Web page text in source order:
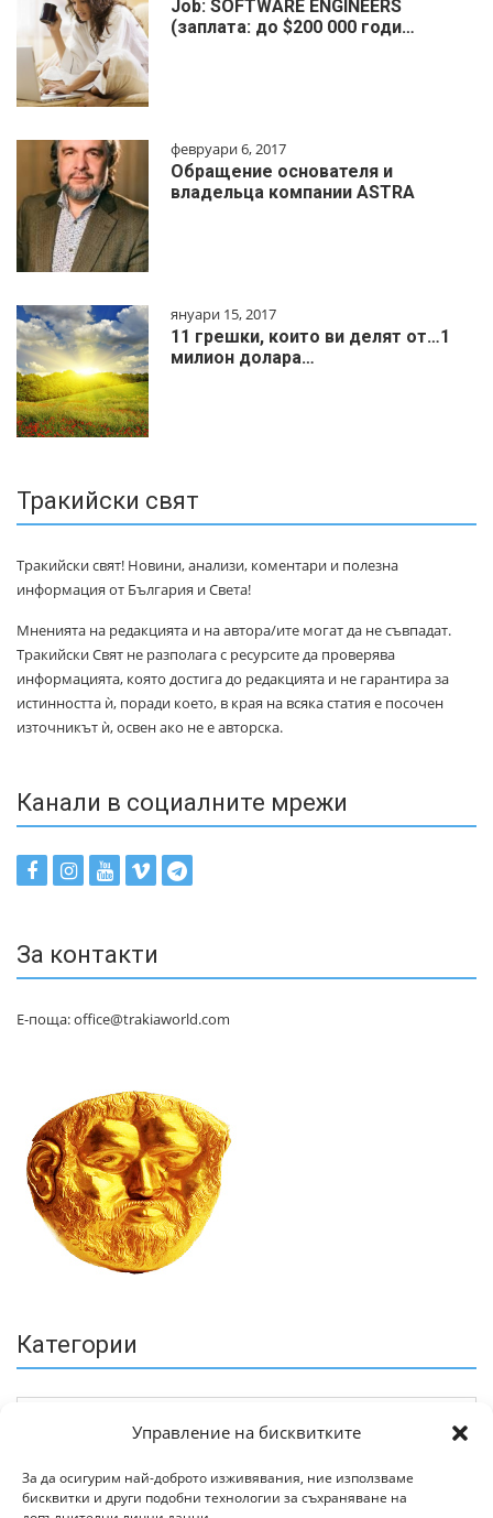
Управление на бисквитките
За да осигурим най-доброто изживявания, ние използваме
бисквитки и други подобни технологии за съхраняване на
Job: SOFTWARE ENGINEERS
(заплата: до $200 000 годи…
февруари 6, 2017
Обращение основателя и
владельца компании ASTRA
януари 15, 2017
11 грешки, които ви делят от…1
милиoн дoлapa…
Тракийски свят
Тракийски свят! Новини, анализи, коментари и полезна
информация от България и Света!
Мненията на редакцията и на автора/ите могат да не съвпадат.
Тракийски Свят не разполага с ресурсите да проверява
информацията, която достига до редакцията и не гарантира за
истинността ѝ, поради което, в края на всяка статия е посочен
източникът ѝ, освен ако не е авторска.
Канали в социалните мрежи
За контакти
Е-поща: office@trakiaworld.com
Категории
Архив